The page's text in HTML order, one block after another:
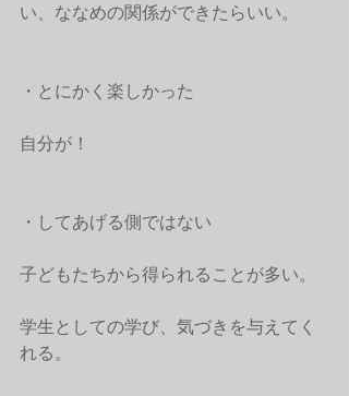
い、ななめの関係ができたらいい。
・とにかく楽しかった
自分が！
・してあげる側ではない
子どもたちから得られることが多い。
学生としての学び、気づきを与えてく
れる。